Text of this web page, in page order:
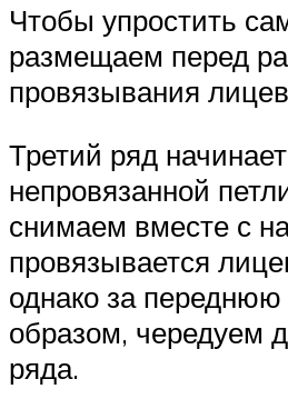
Чтобы упростить
размещаем перед
провязывания
Третий ряд
непровязанной
снимаем вместе с
провязывается
однако за переднюю
образом, чередуем
ряда.